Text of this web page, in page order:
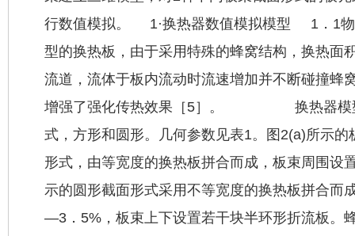
行数值模拟。 1·换热器数值模拟模型 1．1
型的换热板，由于采用特殊的蜂窝结构，换热面
流道，流体于板内流动时流速增加并不断碰撞蜂
增强了强化传热效果［5］。 换热器模型
式，方形和圆形。几何参数见表1。图2(a)所示
形式，由等宽度的换热板拼合而成，板束周围设
示的圆形截面形式采用不等宽度的换热板拼合而
—3．5%，板束上下设置若干块半环形折流板。